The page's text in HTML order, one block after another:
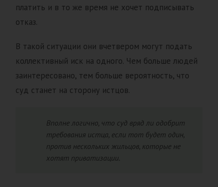
платить и в то же время не хочет подписывать
отказ.
В такой ситуации они вчетвером могут подать
коллективный иск на одного. Чем больше людей
заинтересовано, тем больше вероятность, что
суд станет на сторону истцов.
Вполне логично, что суд вряд ли одобрит
требования истца, если тот будет один,
против нескольких жильцов, которые не
хотят приватизации.